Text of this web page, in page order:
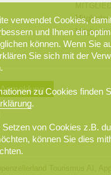
verwendet Cookies,
und Ihnen ein
können. Wenn Sie
Sie sich mit der
zu Cookies finden
.
von Cookies z.B.
können Sie dies